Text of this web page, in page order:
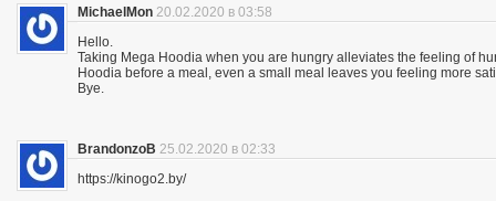
MichaelMon 20.02.2020 в 03:58
Hello.
Taking Mega Hoodia when you are hungry alleviates the feeling of
Hoodia before a meal, even a small meal leaves you feeling more
Bye.
BrandonzoB 25.02.2020 в 02:33
https://kinogo2.by/